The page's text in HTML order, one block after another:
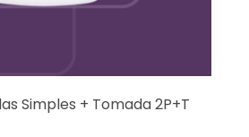
Simples + Tomada 2P+T